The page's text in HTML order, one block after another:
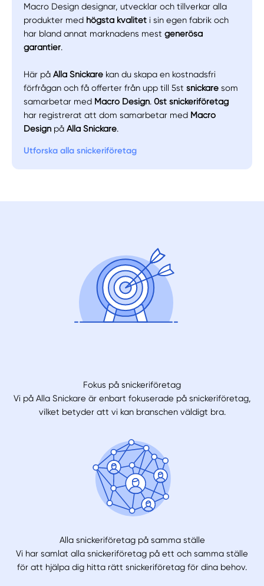
Macro Design designar, utvecklar och tillverkar alla
produkter med högsta kvalitet i sin egen fabrik och
har bland annat marknadens mestgenerösa
garantier.
Här påAlla Snickare kan du skapa en kostnadsfri
förfrågan och få offerter från upp till 5stsnickare som
samarbetar med Macro Design.0st snickeriföretag
har registrerat att dom samarbetar med Macro
Design påAlla Snickare.
Utforska alla snickeriföretag
Fokus på snickeriföretag
Vi på Alla Snickare är enbart fokuserade på snickeriföretag,
vilket betyder att vi kan branschen väldigt bra.
Alla snickeriföretag på samma ställe
Vi har samlat alla snickeriföretag på ett och samma ställe
för att hjälpa dig hitta rätt snickeriföretag för dina behov.